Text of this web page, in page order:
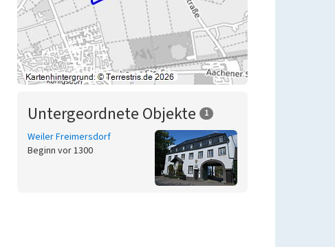
Untergeordnete Objekte 1
Weiler Freimersdorf
Beginn vor 1300